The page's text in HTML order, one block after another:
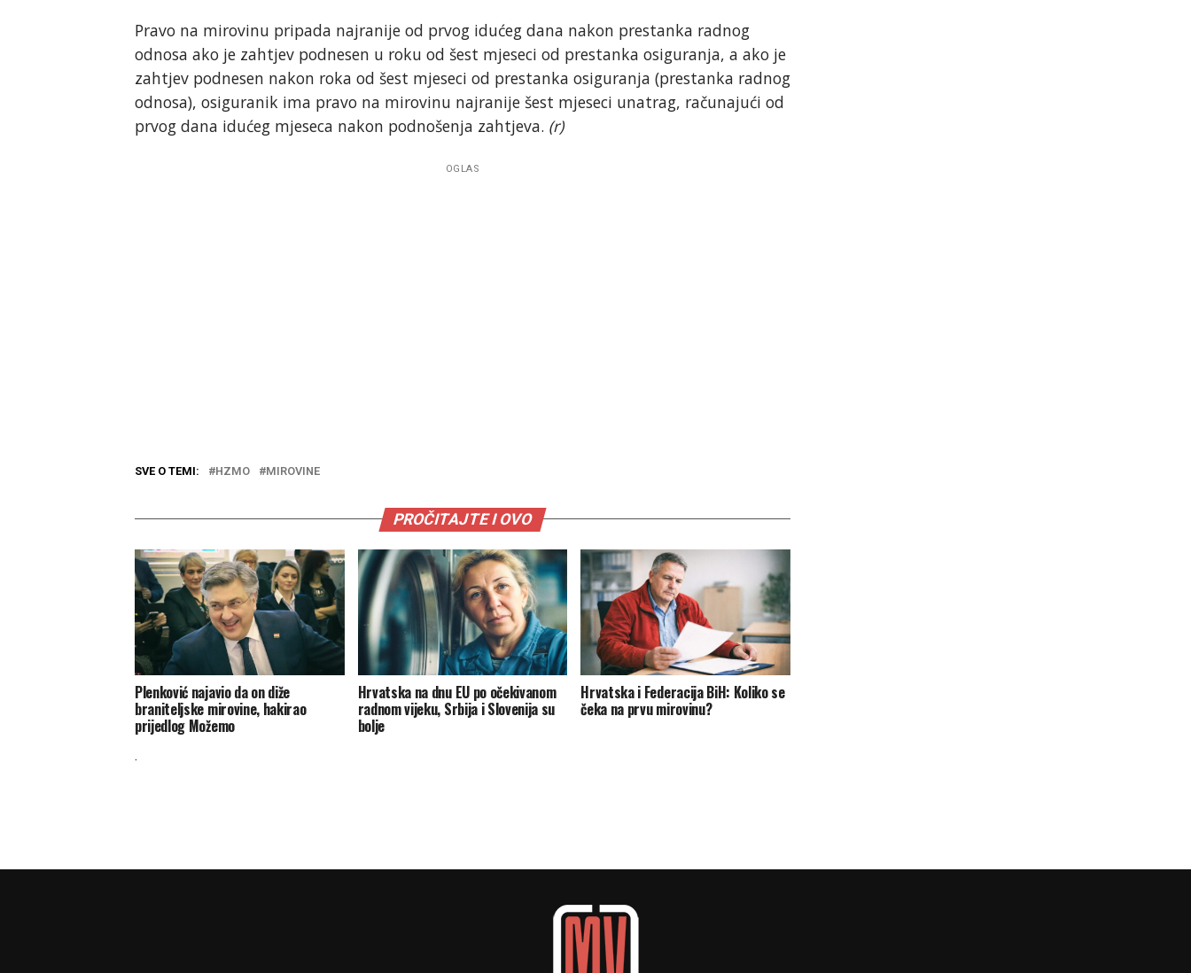
Pravo na mirovinu pripada najranije od prvog idućeg dana nakon prestanka radnog
odnosa ako je zahtjev podnesen u roku od šest mjeseci od prestanka osiguranja, a ako je
zahtjev podnesen nakon roka od šest mjeseci od prestanka osiguranja (prestanka radnog
odnosa), osiguranik ima pravo na mirovinu najranije šest mjeseci unatrag, računajući od
prvog dana idućeg mjeseca nakon podnošenja zahtjeva. (r)
OGLAS
SVE O TEMI: HZMO MIROVINE
PROČITAJTE I OVO
Plenković najavio da on diže
braniteljske mirovine, hakirao
prijedlog Možemo
Hrvatska na dnu EU po očekivanom
radnom vijeku, Srbija i Slovenija su
bolje
Hrvatska i Federacija BiH: Koliko se
čeka na prvu mirovinu?
.